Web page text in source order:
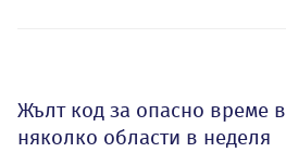
Жълт код за опасно време в
няколко области в неделя